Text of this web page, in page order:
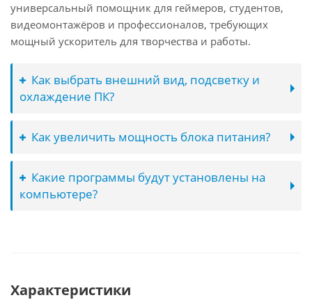
универсальный помощник для геймеров, студентов,
видеомонтажёров и профессионалов, требующих
мощный ускоритель для творчества и работы.
Как выбрать внешний вид, подсветку и
охлаждение ПК?
Как увеличить мощность блока питания?
Какие программы будут установлены на
компьютере?
Характеристики